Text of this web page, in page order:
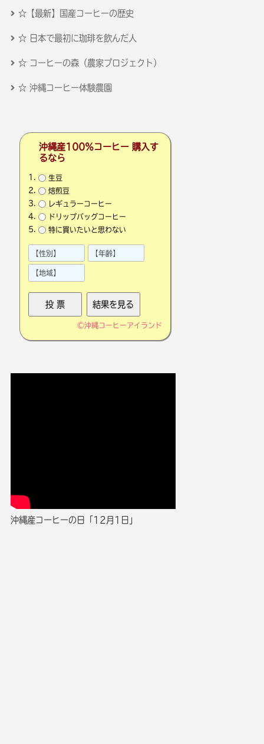
☆【最新】国産コーヒーの歴史
☆ 日本で最初に珈琲を飲んだ人
☆ コーヒーの森（農家プロジェクト）
☆ 沖縄コーヒー体験農園
沖縄産100％コーヒー 購入す
るなら
生豆
焙煎豆
レギュラーコーヒー
ドリップバッグコーヒー
特に買いたいと思わない
©沖縄コーヒーアイランド
沖縄産コーヒーの日「12月1日」